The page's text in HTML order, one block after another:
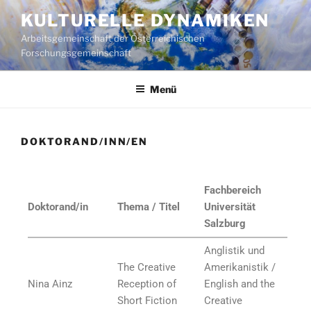
KULTURELLE DYNAMIKEN
Arbeitsgemeinschaft der Österreichischen
Forschungsgemeinschaft
Menü
DOKTORAND/INN/EN
Doktorand/in Thema / Titel
Fachbereich
Universität
Salzburg
Nina Ainz
The Creative
Reception of
Short Fiction
Anglistik und
Amerikanistik /
English and the
Creative